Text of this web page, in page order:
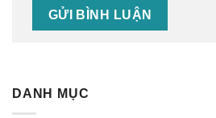
DANH MỤC